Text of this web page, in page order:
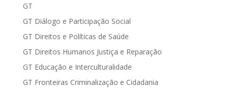
GT
GT Diálogo e Participação Social
GT Direitos e Políticas de Saúde
GT Direitos Humanos Justiça e Reparação
GT Educação e Interculturalidade
GT Fronteiras Criminalização e Cidadania